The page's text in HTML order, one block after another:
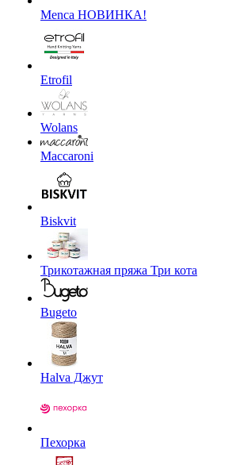
Menca НОВИНКА!
Etrofil
Wolans
Maccaroni
Biskvit
Трикотажная пряжа Три кота
Bugeto
Halva Джут
Пехорка